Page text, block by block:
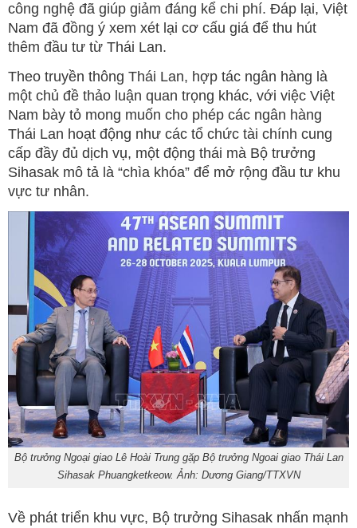
công nghệ đã giúp giảm đáng kể chi phí. Đáp lại, Việt
Nam đã đồng ý xem xét lại cơ cấu giá để thu hút
thêm đầu tư từ Thái Lan.
Theo truyền thông Thái Lan, hợp tác ngân hàng là
một chủ đề thảo luận quan trọng khác, với việc Việt
Nam bày tỏ mong muốn cho phép các ngân hàng
Thái Lan hoạt động như các tổ chức tài chính cung
cấp đầy đủ dịch vụ, một động thái mà Bộ trưởng
Sihasak mô tả là “chìa khóa” để mở rộng đầu tư khu
vực tư nhân.
Bộ trưởng Ngoại giao Lê Hoài Trung gặp Bộ trưởng Ngoai giao Thái Lan
Sihasak Phuangketkeow. Ảnh: Dương Giang/TTXVN
Về phát triển khu vực, Bộ trưởng Sihasak nhấn mạnh